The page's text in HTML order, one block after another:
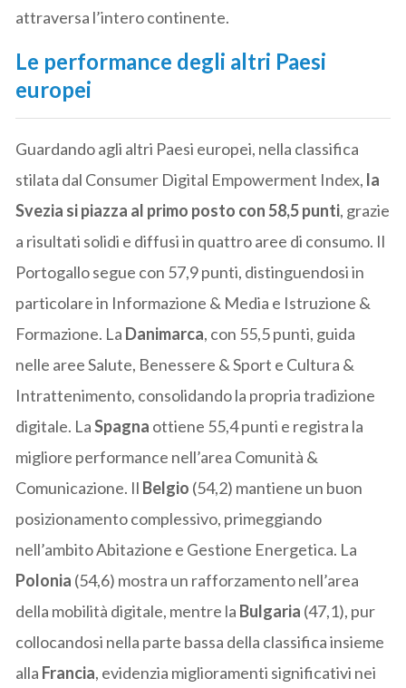
attraversa l’intero continente.
Le performance degli altri Paesi
europei
Guardando agli altri Paesi europei, nella classifica
stilata dal Consumer Digital Empowerment Index, la
Svezia si piazza al primo posto con 58,5 punti, grazie
a risultati solidi e diffusi in quattro aree di consumo. Il
Portogallo segue con 57,9 punti, distinguendosi in
particolare in Informazione & Media e Istruzione &
Formazione. La Danimarca, con 55,5 punti, guida
nelle aree Salute, Benessere & Sport e Cultura &
Intrattenimento, consolidando la propria tradizione
digitale. LaSpagna ottiene 55,4 punti e registra la
migliore performance nell’area Comunità &
Comunicazione. Il Belgio (54,2) mantiene un buon
posizionamento complessivo, primeggiando
nell’ambito Abitazione e Gestione Energetica. La
Polonia (54,6) mostra un rafforzamento nell’area
della mobilità digitale, mentre la Bulgaria (47,1), pur
collocandosi nella parte bassa della classifica insieme
alla Francia, evidenzia miglioramenti significativi nei